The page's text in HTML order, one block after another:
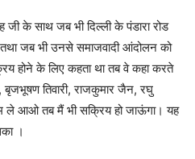
जी के साथ जब भी दिल्ली के पंडारा रोड
जब भी उनसे समाजवादी आंदोलन को
होने के लिए कहता था तब वे कहा करते
बृजभूषण तिवारी, राजकुमार जैन, रघु
ले आओ तब मैं भी सक्रिय हो जाऊंगा। यह
।